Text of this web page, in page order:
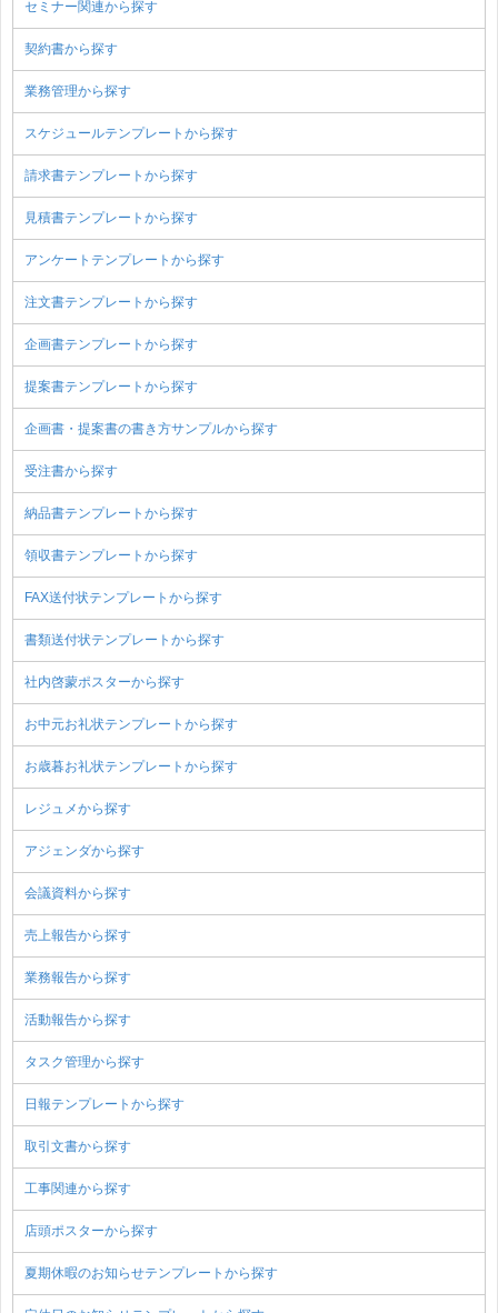
セミナー関連から探す
契約書から探す
業務管理から探す
スケジュールテンプレートから探す
請求書テンプレートから探す
見積書テンプレートから探す
アンケートテンプレートから探す
注文書テンプレートから探す
企画書テンプレートから探す
提案書テンプレートから探す
企画書・提案書の書き方サンプルから探す
受注書から探す
納品書テンプレートから探す
領収書テンプレートから探す
FAX送付状テンプレートから探す
書類送付状テンプレートから探す
社内啓蒙ポスターから探す
お中元お礼状テンプレートから探す
お歳暮お礼状テンプレートから探す
レジュメから探す
アジェンダから探す
会議資料から探す
売上報告から探す
業務報告から探す
活動報告から探す
タスク管理から探す
日報テンプレートから探す
取引文書から探す
工事関連から探す
店頭ポスターから探す
夏期休暇のお知らせテンプレートから探す